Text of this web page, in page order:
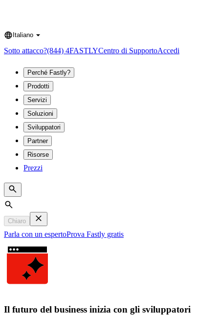
Language
Italiano
Sotto attacco?(844) 4FASTLYCentro di SupportoAccedi
Perché Fastly?
Prodotti
Servizi
Soluzioni
Sviluppatori
Partner
Risorse
Prezzi
Search
Chiaro
Parla con un espertoProva Fastly gratis
Il futuro del business inizia con gli sviluppatori